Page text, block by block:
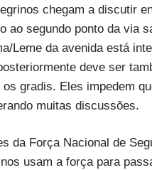
chegam a discutir
ao segundo ponto da via
Leme da avenida está
deve ser
gradis. Eles impedem
muitas discussões.
da Força Nacional de
usam a força para